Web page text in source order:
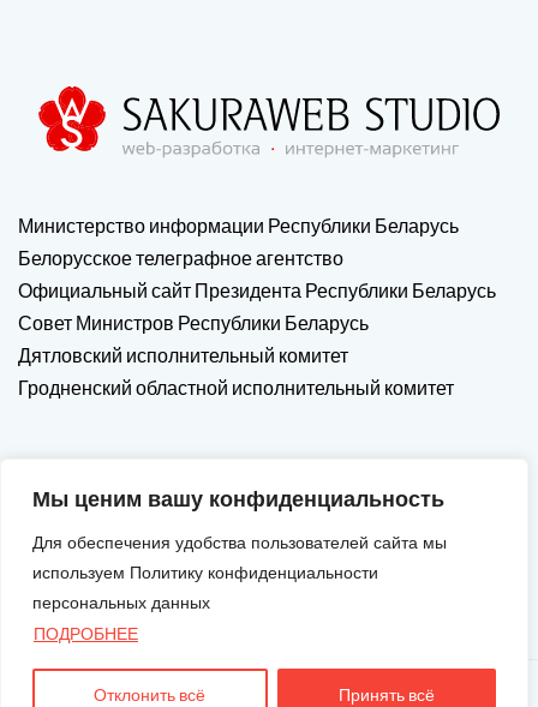
Мы ценим вашу конфиденциальность
Для обеспечения удобства пользователей сайта мы
используем Политику конфиденциальности
персональных данных
ПОДРОБНЕЕ
Отклонить всё Принять всё
Министерство информации Республики Беларусь
Белорусское телеграфное агентство
Официальный сайт Президента Республики Беларусь
Совет Министров Республики Беларусь
Дятловский исполнительный комитет
Гродненский областной исполнительный комитет